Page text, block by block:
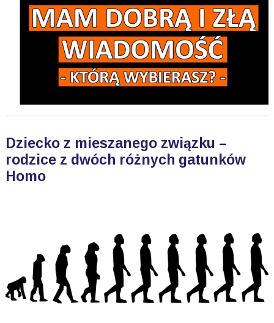
Dziecko z mieszanego związku –
rodzice z dwóch różnych gatunków
Homo